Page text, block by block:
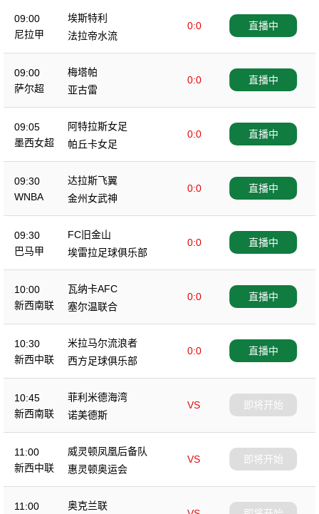
09:00
尼拉甲
埃斯特利
0:0
法拉帝水流
直播中
09:00
萨尔超
梅塔帕
0:0
亚古雷
直播中
09:05
墨西女超
阿特拉斯女足
0:0
帕丘卡女足
直播中
09:30
WNBA
达拉斯飞翼
0:0
金州女武神
直播中
09:30
巴马甲
FC旧金山
0:0
埃雷拉足球俱乐部
直播中
10:00
新西南联
瓦纳卡AFC
0:0
塞尔温联合
直播中
10:30
新西中联
米拉马尔流浪者
0:0
西方足球俱乐部
直播中
10:45
新西南联
菲利米德海湾
VS
诺美德斯
即将开始
11:00
新西中联
威灵顿凤凰后备队
VS
惠灵顿奥运会
即将开始
11:00
奥克兰联